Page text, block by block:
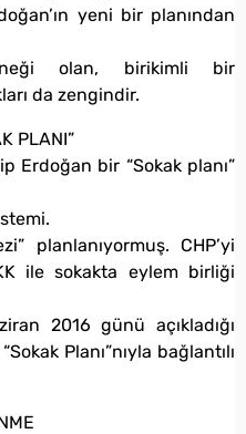
yeni bir planından
olan, birikimli bir
da zengindir.
PLANI”
Erdoğan bir “Sokak planı”
planlanıyormuş. CHP’yi
ile sokakta eylem birliği
2016 günü açıkladığı
Planı”nıyla bağlantılı